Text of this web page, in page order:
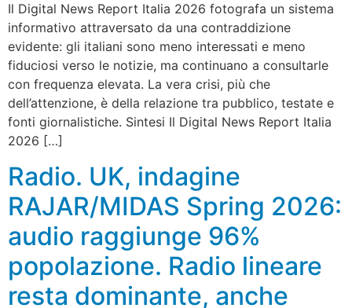
Il Digital News Report Italia 2026 fotografa un sistema
informativo attraversato da una contraddizione
evidente: gli italiani sono meno interessati e meno
fiduciosi verso le notizie, ma continuano a consultarle
con frequenza elevata. La vera crisi, più che
dell’attenzione, è della relazione tra pubblico, testate e
fonti giornalistiche. Sintesi Il Digital News Report Italia
2026 […]
Radio. UK, indagine
RAJAR/MIDAS Spring 2026:
audio raggiunge 96%
popolazione. Radio lineare
resta dominante, anche